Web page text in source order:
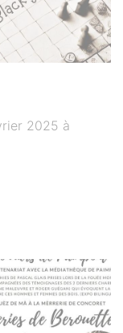
2025 à